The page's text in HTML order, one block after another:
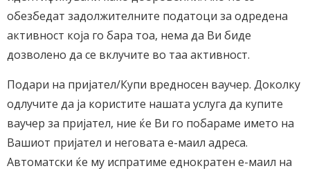
обезбедат задолжителните податоци за одредена
активност која го бара тоа, нема да Ви биде
дозволено да се вклучите во таа активност.
Подари на пријател/Купи вредносен ваучер. Доколку
одлучите да ја користите нашата услуга да купите
ваучер за пријател, ние ќе Ви го побараме името на
Вашиот пријател и неговата е-маил адреса.
Автоматски ќе му испратиме еднократен е-маил на